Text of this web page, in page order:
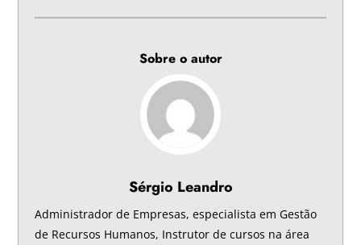
Sobre o autor
Sérgio Leandro
Administrador de Empresas, especialista em Gestão
de Recursos Humanos, Instrutor de cursos na área